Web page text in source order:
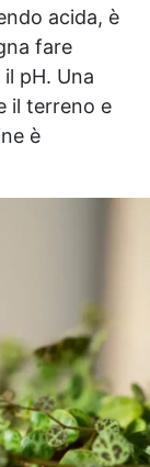
acida, è
fare
pH. Una
il terreno e
è